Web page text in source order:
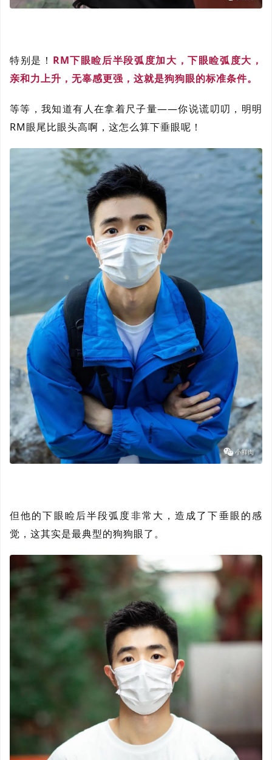
特别是！ RM下眼睑后半段弧度加大，下眼睑弧度大，
亲和力上升，无辜感更强，这就是狗狗眼的标准条件。
等等，我知道有人在拿着尺子量——你说谎叨叨，明明
RM眼尾比眼头高啊，这怎么算下垂眼呢！
但他的下眼睑后半段弧度非常大，造成了下垂眼的感
觉，这其实是最典型的狗狗眼了。